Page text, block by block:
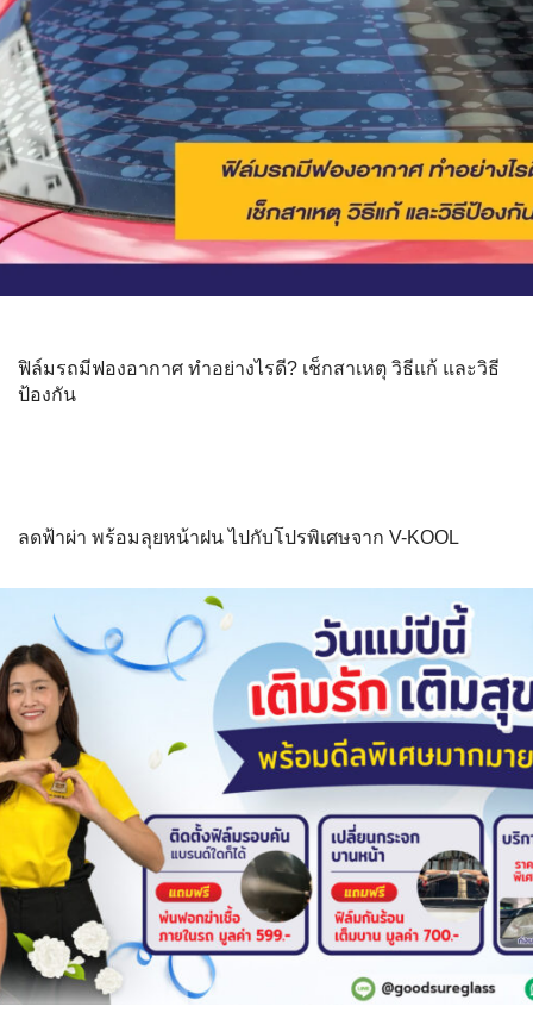
ฟิล์มรถมีฟองอากาศ ทำอย่างไรดี? เช็กสาเหตุ วิธีแก้ และวิธี
ป้องกัน
ลดฟ้าผ่า พร้อมลุยหน้าฝน ไปกับโปรพิเศษจาก V-KOOL